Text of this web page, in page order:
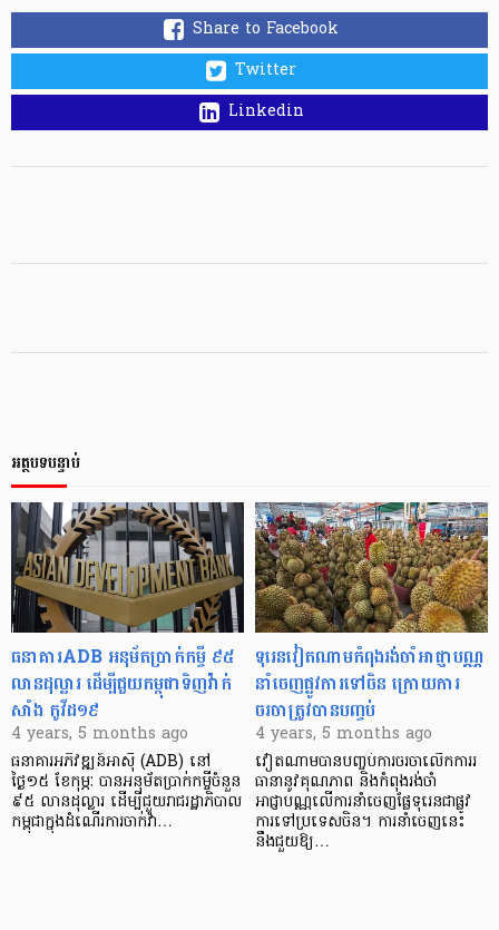
Share to Facebook
Twitter
Linkedin
អត្ថបទបន្ទាប់
ធនាគារADB អនុម័តប្រាក់កម្ចី ៩៥
លានដុល្លារ ដើម្បីជួយកម្ពុជាទិញវ៉ាក់
សាំង កូវីដ១៩
4 years, 5 months ago
ធនាគារអភិវឌ្ឍន៍អាស៊ី (ADB) នៅ
ថ្ងៃ១៥ ខែកុម្ភៈ បានអនុម័តប្រាក់កម្ចីចំនួន
៩៥ លានដុល្លារ ដើម្បីជួយរាជរដ្ឋាភិបាល
កម្ពុជាក្នុងដំណើរការចាក់វ៉ា…
ទុរេនវៀតណាមកំពុងរង់ចាំអាជ្ញាបណ្ណ
នាំចេញផ្លូវការទៅចិន ក្រោយការ
ចរចាត្រូវបានបញ្ចប់
4 years, 5 months ago
វៀតណាមបានបញ្ចប់ការចរចាលើកការរ
ធានានូវគុណភាព និងកំពុងរង់ចាំ
អាជ្ញាបណ្ណលើការនាំចេញផ្លែទុរេនជាផ្លូវ
ការទៅប្រទេសចិន។ ការនាំចេញនេះ
នឹងជួយឱ្យ…